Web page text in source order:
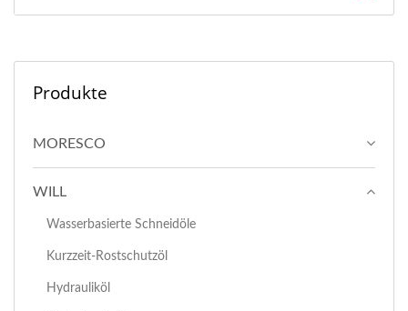
Produkte
MORESCO
WILL
Wasserbasierte Schneidöle
Kurzzeit-Rostschutzöl
Hydrauliköl